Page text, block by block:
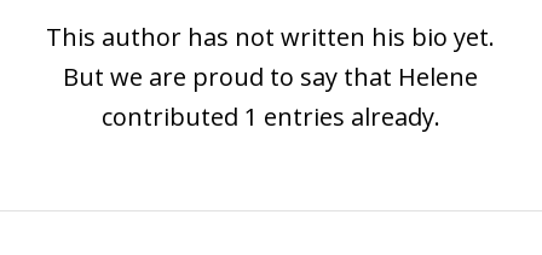
This author has not written his bio yet.
But we are proud to say that Helene
contributed 1 entries already.